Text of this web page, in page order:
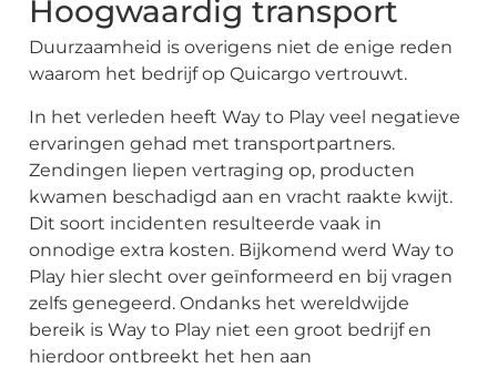
Hoogwaardig transport
Duurzaamheid is overigens niet de enige reden
waarom het bedrijf op Quicargo vertrouwt.
In het verleden heeft Way to Play veel negatieve
ervaringen gehad met transportpartners.
Zendingen liepen vertraging op, producten
kwamen beschadigd aan en vracht raakte kwijt.
Dit soort incidenten resulteerde vaak in
onnodige extra kosten. Bijkomend werd Way to
Play hier slecht over geïnformeerd en bij vragen
zelfs genegeerd. Ondanks het wereldwijde
bereik is Way to Play niet een groot bedrijf en
hierdoor ontbreekt het hen aan